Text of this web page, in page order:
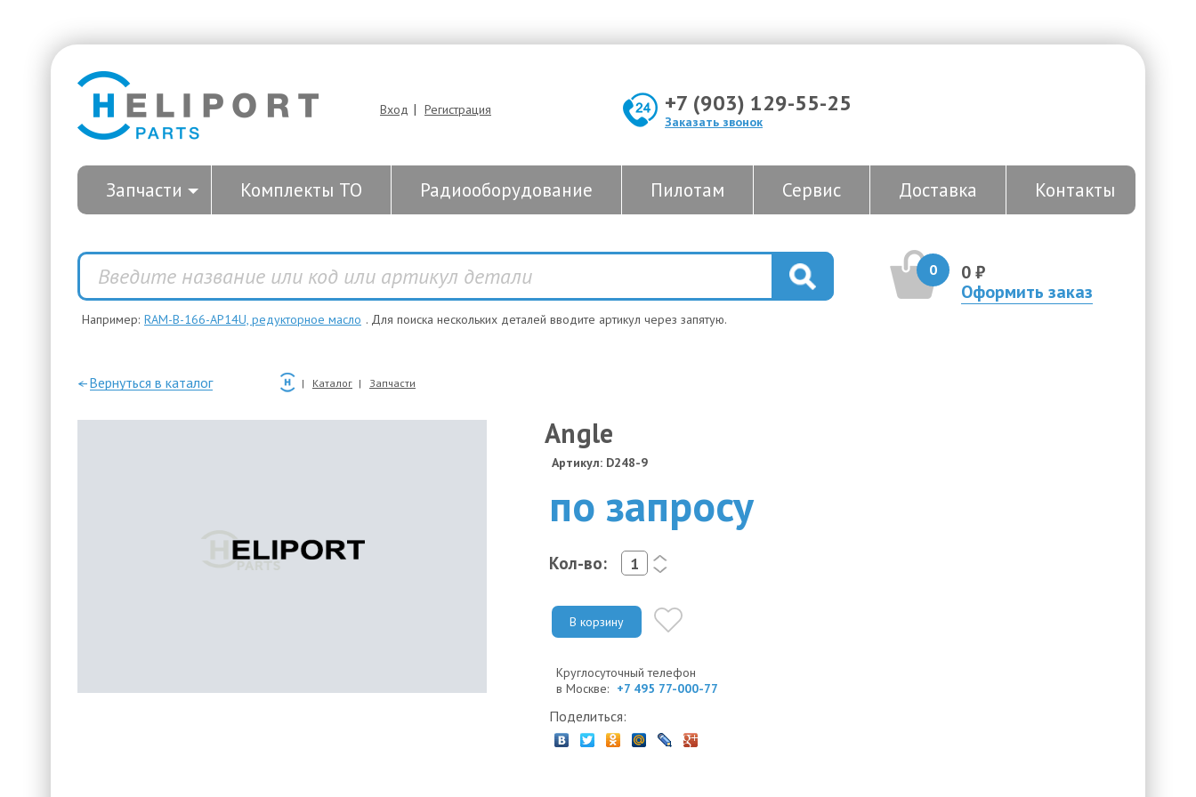
Вход | Регистрация +7 (903) 129-55-25
Заказать звонок
Запчасти Комплекты ТО Радиооборудование Пилотам Сервис Доставка Контакты
0
0 ₽
Оформить заказ
Например: RAM-B-166-AP14U, редукторное масло . Для поиска нескольких деталей вводите артикул через запятую.
—Вернуться в каталог Каталог Запчасти
Angle
Артикул: D248-9
по запросу
Кол-во:
<
>
В корзину
Круглосуточный телефон
в Москве: +7 495 77-000-77
Поделиться: